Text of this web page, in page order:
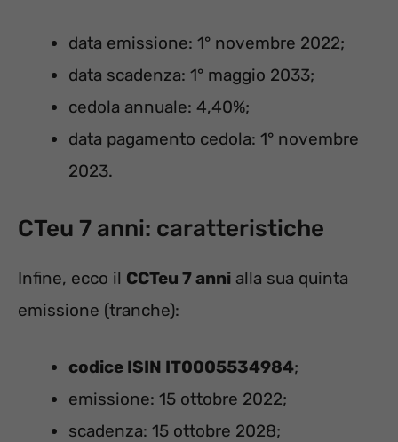
data emissione: 1° novembre 2022;
data scadenza: 1° maggio 2033;
cedola annuale: 4,40%;
data pagamento cedola: 1° novembre
2023.
CTeu 7 anni: caratteristiche
Infine, ecco il CCTeu 7 anni alla sua quinta
emissione (tranche):
codice ISIN IT0005534984;
emissione: 15 ottobre 2022;
scadenza: 15 ottobre 2028;